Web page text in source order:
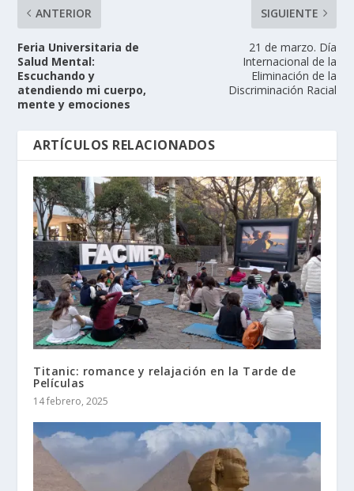
ANTERIOR
Feria Universitaria de
Salud Mental:
Escuchando y
atendiendo mi cuerpo,
mente y emociones
SIGUIENTE
21 de marzo. Día
Internacional de la
Eliminación de la
Discriminación Racial
ARTÍCULOS RELACIONADOS
Titanic: romance y relajación en la Tarde de
Películas
14 febrero, 2025